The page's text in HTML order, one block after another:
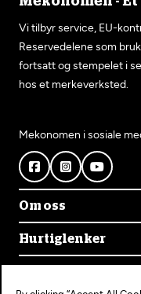
Vi tilbyr service, EU-
Reservedelene som
fortsatt og stempelet i
hos et merkeverksted.
Mekonomen i sosiale
Om oss
Om Mekonomen
Mekonomens historie
Jobb i Mekonomen
Bærekraft
Hurtiglenker
Finn verksted